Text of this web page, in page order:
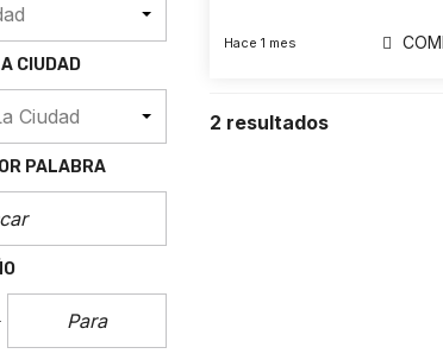
CIUDAD
Ciudad
PALABRA
Hace 1 mes
2 resultados